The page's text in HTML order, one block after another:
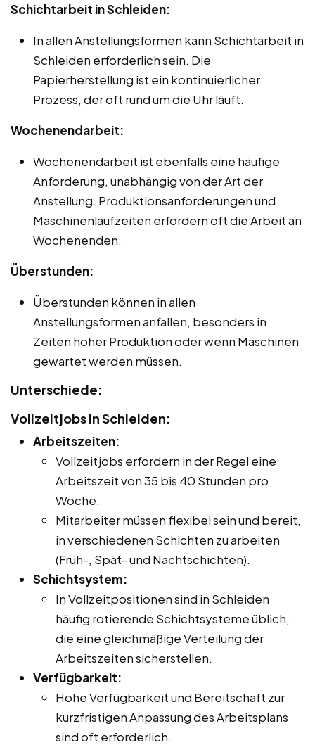
Schichtarbeit in Schleiden:
In allen Anstellungsformen kann Schichtarbeit in
Schleiden erforderlich sein. Die
Papierherstellung ist ein kontinuierlicher
Prozess, der oft rund um die Uhr läuft.
Wochenendarbeit:
Wochenendarbeit ist ebenfalls eine häufige
Anforderung, unabhängig von der Art der
Anstellung. Produktionsanforderungen und
Maschinenlaufzeiten erfordern oft die Arbeit an
Wochenenden.
Überstunden:
Überstunden können in allen
Anstellungsformen anfallen, besonders in
Zeiten hoher Produktion oder wenn Maschinen
gewartet werden müssen.
Unterschiede:
Vollzeitjobs in Schleiden:
Arbeitszeiten:
Vollzeitjobs erfordern in der Regel eine
Arbeitszeit von 35 bis 40 Stunden pro
Woche.
Mitarbeiter müssen flexibel sein und bereit,
in verschiedenen Schichten zu arbeiten
(Früh-, Spät- und Nachtschichten).
Schichtsystem:
In Vollzeitpositionen sind in Schleiden
häufig rotierende Schichtsysteme üblich,
die eine gleichmäßige Verteilung der
Arbeitszeiten sicherstellen.
Verfügbarkeit:
Hohe Verfügbarkeit und Bereitschaft zur
kurzfristigen Anpassung des Arbeitsplans
sind oft erforderlich.